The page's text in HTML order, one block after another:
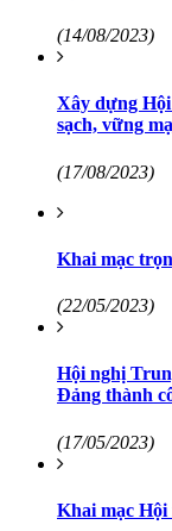
(14/08/2023)
Xây dựng
sạch, vững
(17/08/2023)
Khai mạc
(22/05/2023)
Hội nghị
Đảng thành
(17/05/2023)
Khai mạc